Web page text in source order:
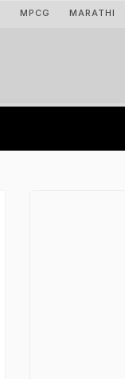
MPCG MARATHI